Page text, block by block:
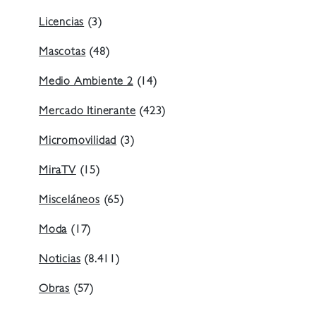
Licencias (3)
Mascotas (48)
Medio Ambiente 2(14)
Mercado Itinerante (423)
Micromovilidad (3)
MiraTV (15)
Misceláneos (65)
Moda (17)
Noticias (8.411)
Obras (57)